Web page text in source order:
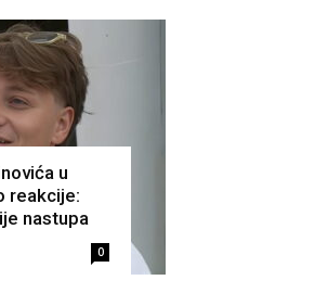
u
reakcije:
nastupa
0